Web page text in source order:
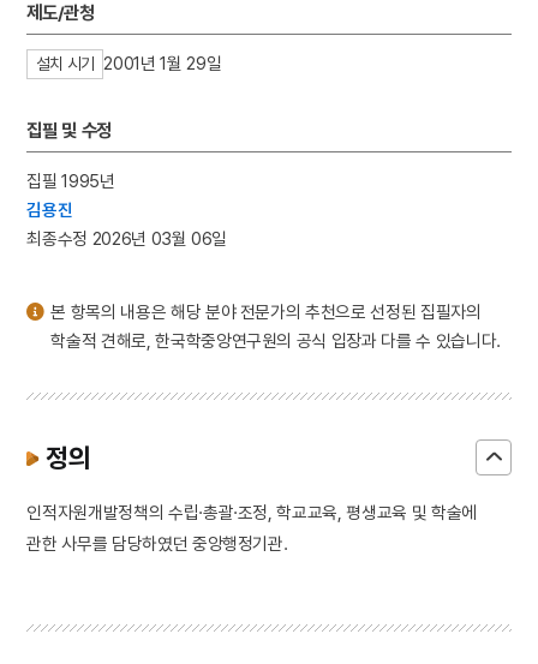
4 이태준
5 적멸보궁
8
10 불족도
제도/관청
설치 시기 2001년 1월 29일
집필 및 수정
집필 1995년
김용진
최종수정 2026년 03월 06일
본 항목의 내용은 해당 분야 전문가의 추천으로 선정된 집필자의
학술적 견해로, 한국학중앙연구원의 공식 입장과 다를 수 있습니다.
정의
인적자원개발정책의 수립·총괄·조정, 학교교육, 평생교육 및 학술에
관한 사무를 담당하였던 중앙행정기관.